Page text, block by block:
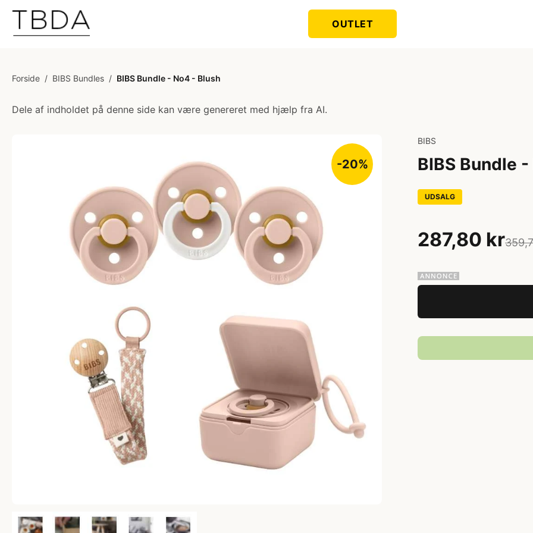
OUTLET
Forside / BIBS Bundles / BIBS Bundle - No4 - Blush
Dele af indholdet på denne side kan være genereret med hjælp fra AI.
-20%
BIBS
BIBS Bundle
UDSALG
287,80 kr